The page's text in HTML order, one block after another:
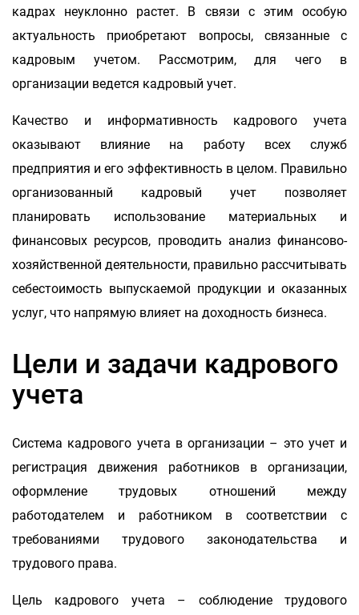
кадрах неуклонно растет. В связи с этим особую
актуальность приобретают вопросы, связанные с
кадровым учетом. Рассмотрим, для чего в
организации ведется кадровый учет.
Качество и информативность кадрового учета
оказывают влияние на работу всех служб
предприятия и его эффективность в целом. Правильно
организованный кадровый учет позволяет
планировать использование материальных и
финансовых ресурсов, проводить анализ финансово-
хозяйственной деятельности, правильно рассчитывать
себестоимость выпускаемой продукции и оказанных
услуг, что напрямую влияет на доходность бизнеса.
Цели и задачи кадрового
учета
Система кадрового учета в организации – это учет и
регистрация движения работников в организации,
оформление трудовых отношений между
работодателем и работником в соответствии с
требованиями трудового законодательства и
трудового права.
Цель кадрового учета – соблюдение трудового